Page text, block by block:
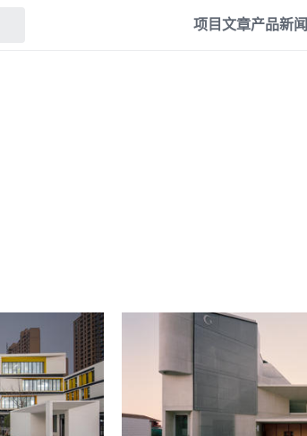
项目文章产品新闻